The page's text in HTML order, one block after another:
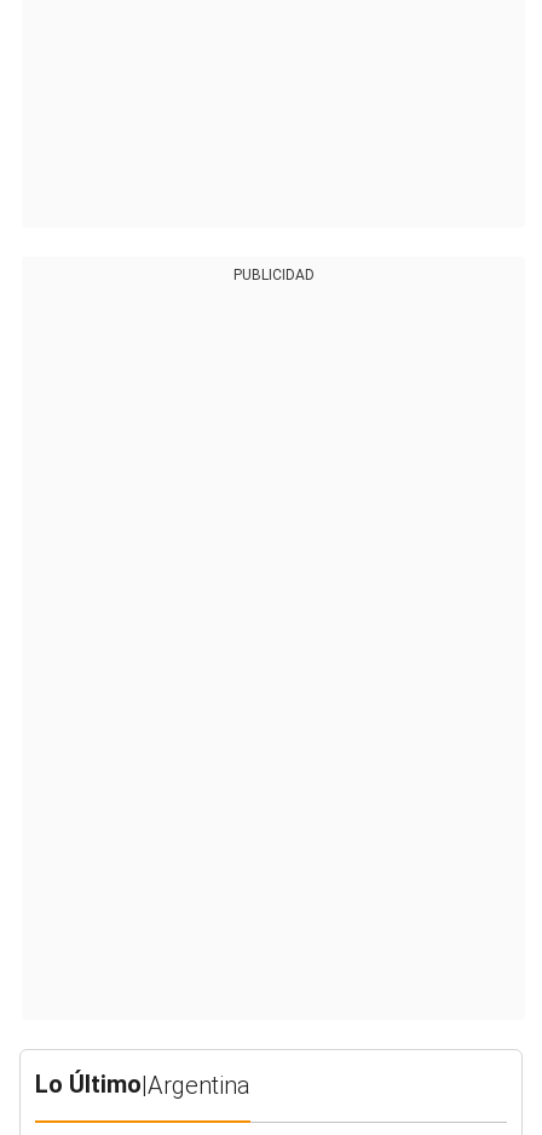
PUBLICIDAD
Lo Último|Argentina